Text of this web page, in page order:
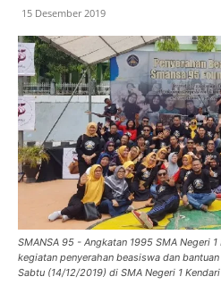
15 Desember 2019
SMANSA 95 - Angkatan 1995 SMA Negeri
kegiatan penyerahan beasiswa dan
Sabtu (14/12/2019) di SMA Negeri 1 Kendari